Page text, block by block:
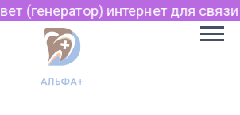
(генератор) интернет для